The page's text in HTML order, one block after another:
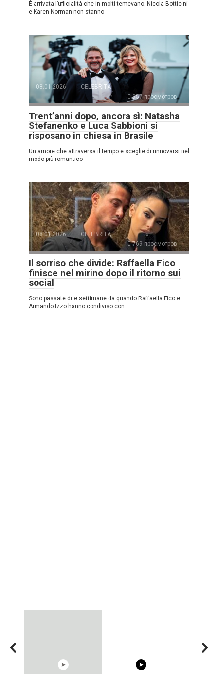
È arrivata l’ufficialità che in molti temevano. Nicola Botticini
e Karen Norman non stanno
08.01.2026
CELEBRITÀ
957 просмотров
Trent’anni dopo, ancora sì: Natasha
Stefanenko e Luca Sabbioni si
risposano in chiesa in Brasile
Un amore che attraversa il tempo e sceglie di rinnovarsi nel
modo più romantico
08.01.2026
CELEBRITÀ
769 просмотров
Il sorriso che divide: Raffaella Fico
finisce nel mirino dopo il ritorno sui
social
Sono passate due settimane da quando Raffaella Fico e
Armando Izzo hanno condiviso con